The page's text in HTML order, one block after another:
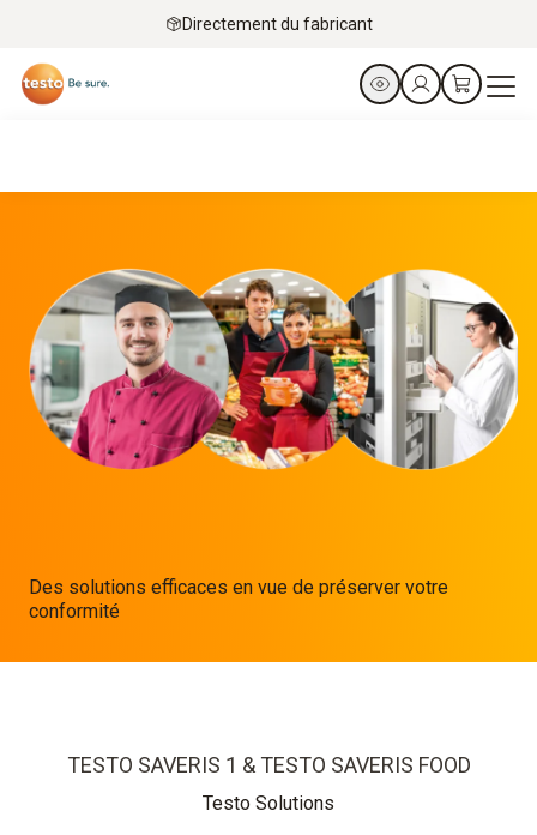
Directement du fabricant
Des solutions efficaces en vue de préserver votre
conformité
TESTO SAVERIS 1 & TESTO SAVERIS FOOD
Testo Solutions